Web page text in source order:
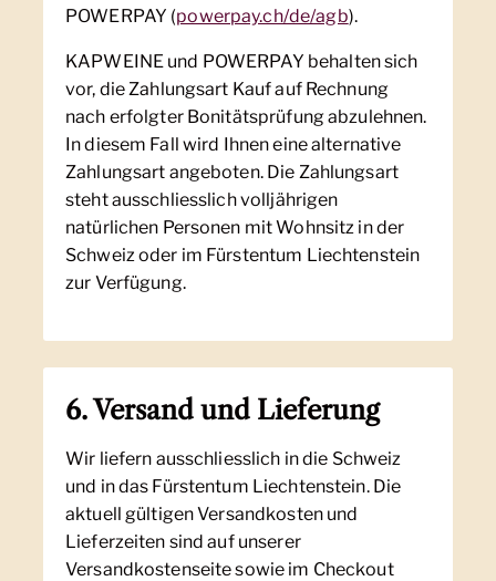
POWERPAY (powerpay.ch/de/agb).
KAPWEINE und POWERPAY behalten sich
vor, die Zahlungsart Kauf auf Rechnung
nach erfolgter Bonitätsprüfung abzulehnen.
In diesem Fall wird Ihnen eine alternative
Zahlungsart angeboten. Die Zahlungsart
steht ausschliesslich volljährigen
natürlichen Personen mit Wohnsitz in der
Schweiz oder im Fürstentum Liechtenstein
zur Verfügung.
6. Versand und Lieferung
Wir liefern ausschliesslich in die Schweiz
und in das Fürstentum Liechtenstein. Die
aktuell gültigen Versandkosten und
Lieferzeiten sind auf unserer
Versandkostenseite sowie im Checkout